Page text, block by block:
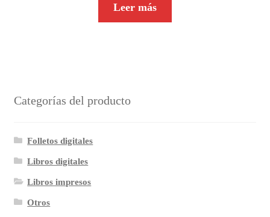
Leer más
Categorías del producto
Folletos digitales
Libros digitales
Libros impresos
Otros